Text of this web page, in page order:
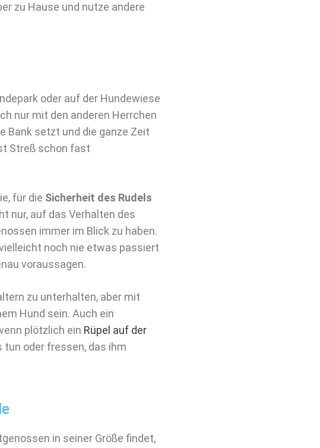
zu Hause und nutze andere
oder auf der Hundewiese
nur mit den anderen Herrchen
Bank setzt und die ganze Zeit
Streß schon fast
für die Sicherheit des Rudels
nur, auf das Verhalten des
immer im Blick zu haben.
noch nie etwas passiert
voraussagen.
zu unterhalten, aber mit
Hund sein. Auch ein
plötzlich ein Rüpel auf der
oder fressen, das ihm
in seiner Größe findet,